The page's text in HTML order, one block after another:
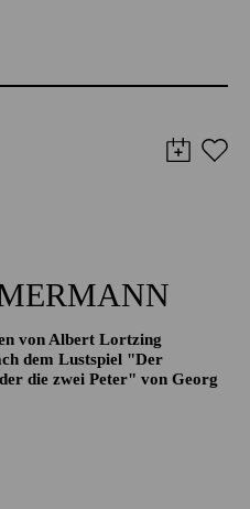
von Albert Lortzing
dem Lustspiel "Der